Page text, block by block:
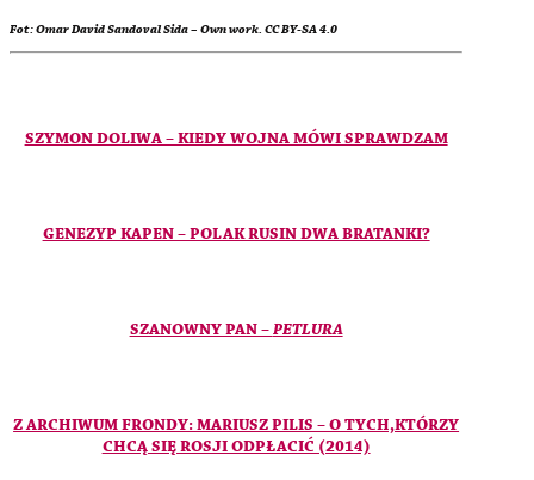
Fot: Omar David Sandoval Sida – Own work. CC BY-SA 4.0
SZYMON DOLIWA – KIEDY WOJNA MÓWI SPRAWDZAM
GENEZYP KAPEN – POLAK RUSIN DWA BRATANKI?
SZANOWNY PAN –PETLURA
Z ARCHIWUM FRONDY: MARIUSZ PILIS – O TYCH,KTÓRZY
CHCĄ SIĘ ROSJI ODPŁACIĆ (2014)